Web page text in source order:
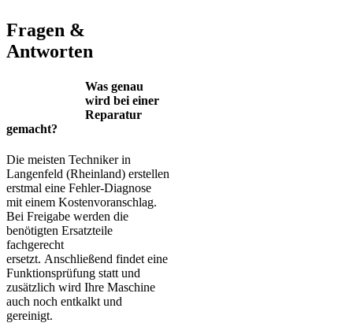
Fragen &
Antworten
Was genau
wird bei einer
Reparatur
gemacht?
Die meisten Techniker in
Langenfeld (Rheinland) erstellen
erstmal eine Fehler-Diagnose
mit einem Kostenvoranschlag.
Bei Freigabe werden die
benötigten Ersatzteile
fachgerecht
ersetzt. Anschließend findet eine
Funktionsprüfung statt und
zusätzlich wird Ihre Maschine
auch noch entkalkt und
gereinigt.